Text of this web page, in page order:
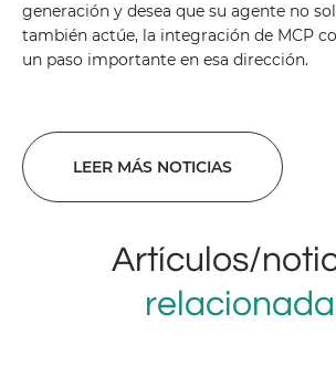
generación y desea que su agente no
también actúe, la integración de MCP
un paso importante en esa dirección.
LEER MÁS NOTICIAS
Artículos/